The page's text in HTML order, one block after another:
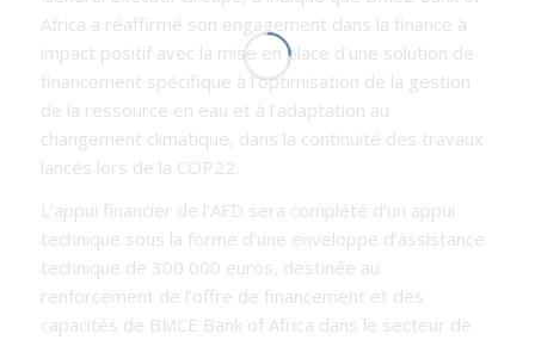
Africa a réaffirmé son engagement dans la finance à
impact positif avec la mise en place d’une solution de
financement spécifique à l’optimisation de la gestion
de la ressource en eau et à l’adaptation au
changement climatique, dans la continuité des travaux
lancés lors de la COP22.
L’appui financier de l’AFD sera complété d’un appui
technique sous la forme d’une enveloppe d’assistance
technique de 300 000 euros, destinée au
renforcement de l’offre de financement et des
capacités de BMCE Bank of Africa dans le secteur de